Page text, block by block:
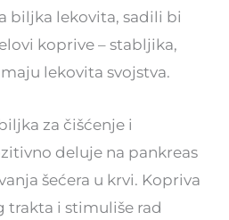
biljka lekovita, sadili bi
koprive – stabljika,
lekovita svojstva.
za čišćenje i
deluje na pankreas
šećera u krvi. Kopriva
trakta i stimuliše rad